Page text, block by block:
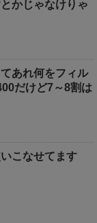
かじゃなけりゃ
あれ何をフィル
だけど7～8割は
こなせてます